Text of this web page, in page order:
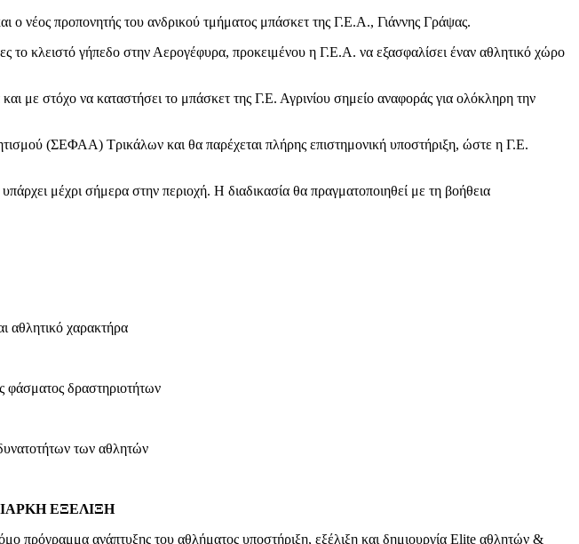
ο νέος προπονητής του ανδρικού τμήματος μπάσκετ της Γ.Ε.Α., Γιάννης Γράψας.
το κλειστό γήπεδο στην Αερογέφυρα, προκειμένου η Γ.Ε.Α. να εξασφαλίσει έναν αθλητικό χώρο
με στόχο να καταστήσει το μπάσκετ της Γ.Ε. Αγρινίου σημείο αναφοράς για ολόκληρη την
(ΣΕΦΑΑ) Τρικάλων και θα παρέχεται πλήρης επιστημονική υποστήριξη, ώστε η Γ.Ε.
μέχρι σήμερα στην περιοχή. Η διαδικασία θα πραγματοποιηθεί με τη βοήθεια
αθλητικό χαρακτήρα
φάσματος δραστηριοτήτων
των αθλητών
ΕΞΕΛΙΞΗ
ανάπτυξης του αθλήματος υποστήριξη, εξέλιξη και δημιουργία Elite αθλητών &